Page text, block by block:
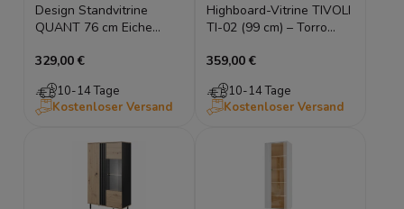
Design Standvitrine
QUANT 76 cm Eiche
Glasvitrine mit LED
329,00 €
10-14 Tage
Kostenloser Versand
Highboard-Vitrine TIVOLI
TI-02 (99 cm) – Torro
Schwarz mit LED-
Beleuchtung
359,00 €
10-14 Tage
Kostenloser Versand